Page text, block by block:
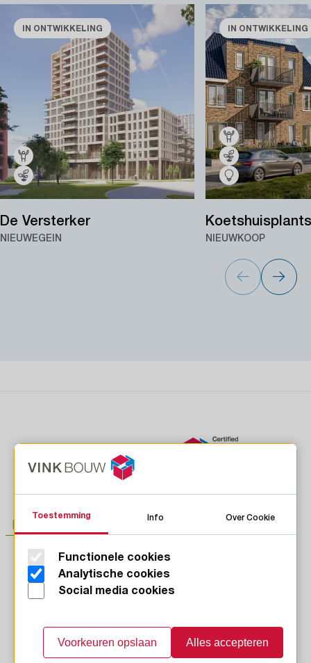
IN ONTWIKKELING
De Versterker
NIEUWEGEIN
IN ONTWIKKELING
NIEUWKOOP
LinkedIn
Instagram
Youtube
ContactPrivacyVoorwaarden
Toestemming Info Over Cookie
Functionele cookies
Analytische cookies
Social media cookies
Voorkeuren opslaan Alles accepteren